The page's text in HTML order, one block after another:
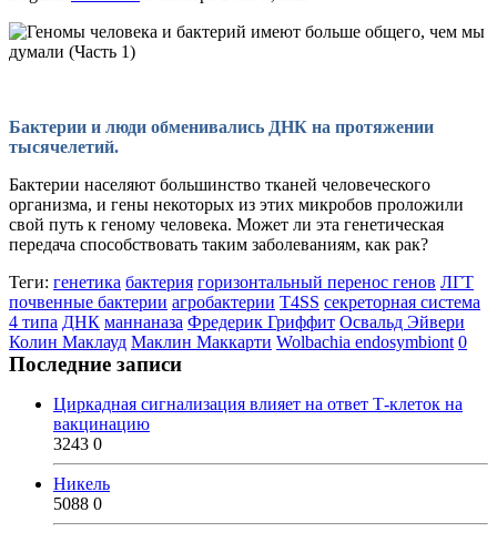
Бактерии и люди обменивались ДНК на протяжении
тысячелетий.
Бактерии населяют большинство тканей человеческого
организма, и гены некоторых из этих микробов проложили
свой путь к геному человека. Может ли эта генетическая
передача способствовать таким заболеваниям, как рак?
Теги: генетика бактерия горизонтальный перенос генов ЛГТ
почвенные бактерии агробактерии T4SS секреторная система
4 типа ДНК маннаназа Фредерик Гриффит Освальд Эйвери
Колин Маклауд Маклин Маккарти Wolbachia endosymbiont 0
Последние записи
Циркадная сигнализация влияет на ответ Т-клеток на
вакцинацию
3243 0
Никель
5088 0